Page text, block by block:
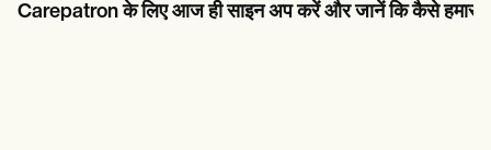
Carepatron के लिए आज ही साइन अप करें और जानें कि कैसे हमारा